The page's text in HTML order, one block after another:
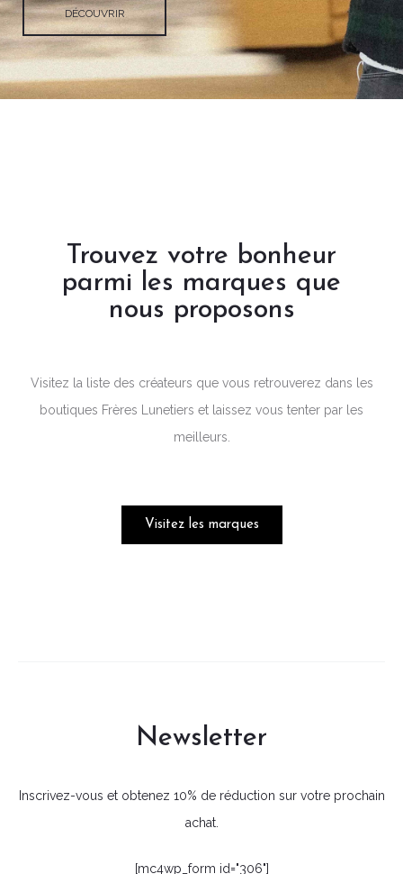
DÉCOUVRIR
Trouvez votre bonheur
parmi les marques que
nous proposons
Visitez la liste des créateurs que vous retrouverez dans les
boutiques Frères Lunetiers et laissez vous tenter par les
meilleurs.
Visitez les marques
Newsletter
Inscrivez-vous et obtenez 10% de réduction sur votre prochain
achat.
[mc4wp_form id="306"]